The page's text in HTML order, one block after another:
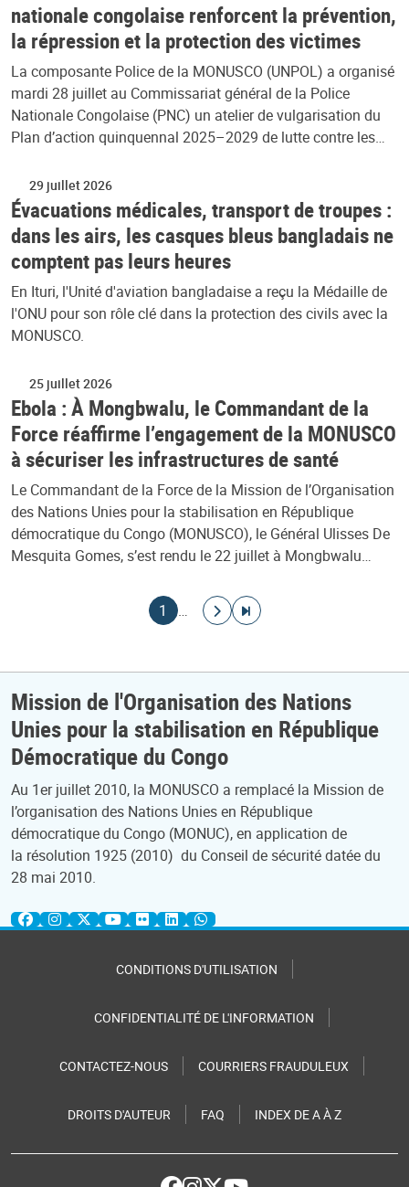
nationale congolaise renforcent la prévention,
la répression et la protection des victimes
La composante Police de la MONUSCO (UNPOL) a organisé
mardi 28 juillet au Commissariat général de la Police
Nationale Congolaise (PNC) un atelier de vulgarisation du
Plan d’action quinquennal 2025–2029 de lutte contre les…
29 juillet 2026
Évacuations médicales, transport de troupes :
dans les airs, les casques bleus bangladais ne
comptent pas leurs heures
En Ituri, l'Unité d'aviation bangladaise a reçu la Médaille de
l'ONU pour son rôle clé dans la protection des civils avec la
MONUSCO.
25 juillet 2026
Ebola : À Mongbwalu, le Commandant de la
Force réaffirme l’engagement de la MONUSCO
à sécuriser les infrastructures de santé
Le Commandant de la Force de la Mission de l’Organisation
des Nations Unies pour la stabilisation en République
démocratique du Congo (MONUSCO), le Général Ulisses De
Mesquita Gomes, s’est rendu le 22 juillet à Mongbwalu…
Page courante
1 …
Aller à la page suivante
Aller à la dernière page
Mission de l'Organisation des Nations
Unies pour la stabilisation en République
Démocratique du Congo
Au 1er juillet 2010, la MONUSCO a remplacé la Mission de
l’organisation des Nations Unies en République
démocratique du Congo (MONUC), en application de
la résolution 1925 (2010) du Conseil de sécurité datée du
28 mai 2010.
CONDITIONS D'UTILISATION
CONFIDENTIALITÉ DE L'INFORMATION
CONTACTEZ-NOUS COURRIERS FRAUDULEUX
DROITS D'AUTEUR FAQ INDEX DE A À Z